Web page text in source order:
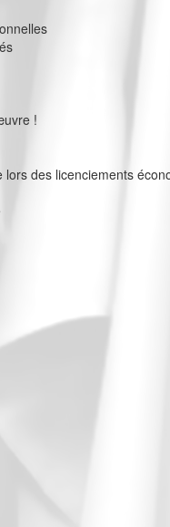
!
lors des licenciements